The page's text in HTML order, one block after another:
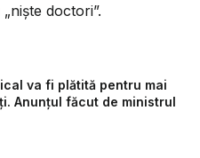
doctori”.
va fi plătită pentru mai
Anunțul făcut de ministrul